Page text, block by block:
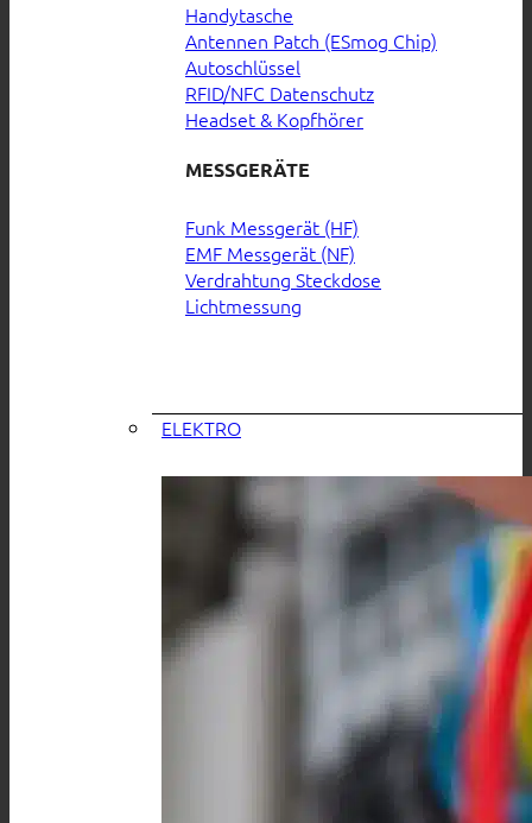
Handytasche
Antennen Patch (ESmog Chip)
Autoschlüssel
RFID/NFC Datenschutz
Headset & Kopfhörer
MESSGERÄTE
Funk Messgerät (HF)
EMF Messgerät (NF)
Verdrahtung Steckdose
Lichtmessung
ELEKTRO